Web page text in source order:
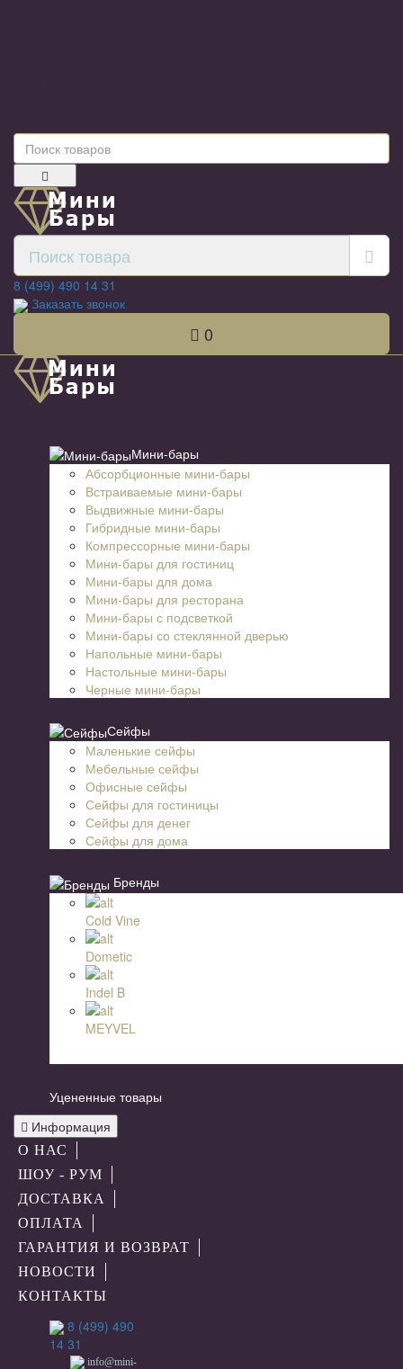
8 (499) 490 14 31
Заказать звонок
0
Мини-бары
Абсорбционные мини-бары
Встраиваемые мини-бары
Выдвижные мини-бары
Гибридные мини-бары
Компрессорные мини-бары
Мини-бары для гостиниц
Мини-бары для дома
Мини-бары для ресторана
Мини-бары с подсветкой
Мини-бары со стеклянной дверью
Напольные мини-бары
Настольные мини-бары
Черные мини-бары
Сейфы
Маленькие сейфы
Мебельные сейфы
Офисные сейфы
Сейфы для гостиницы
Сейфы для денег
Сейфы для дома
Бренды
Cold Vine
Dometic
Indel B
MEYVEL
Уцененные товары
Информация
О НАС
ШОУ - РУМ
ДОСТАВКА
ОПЛАТА
ГАРАНТИЯ И ВОЗВРАТ
НОВОСТИ
КОНТАКТЫ
8 (499) 490
14 31
info@mini-